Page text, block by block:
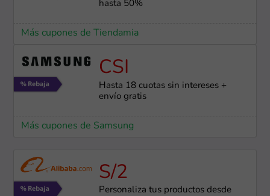
hasta 50%
Más cupones de Tiendamia
CSI
Hasta 18 cuotas sin intereses +
envío gratis
Más cupones de Samsung
S/2
Personaliza tus productos desde